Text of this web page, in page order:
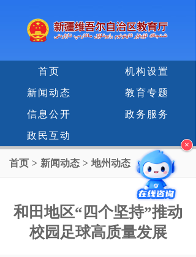
首页 机构设置
新闻动态 教育专题
信息公开 政务服务
政民互动
首页 > 新闻动态 > 地州动态
和田地区“四个坚持”推动
校园足球高质量发展
×